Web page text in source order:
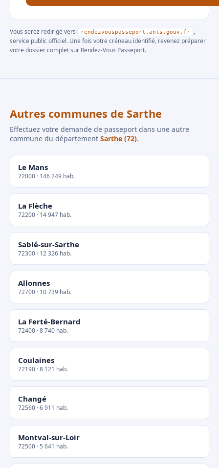
Vous serez redirigé vers rendezvouspasseport.ants.gouv.fr
,
service public officiel. Une fois votre créneau identifié, revenez préparer
votre dossier complet sur Rendez-Vous Passeport.
Autres communes de Sarthe
Effectuez votre demande de passeport dans une autre
commune du département Sarthe (72).
Le Mans
72000 · 146 249 hab.
La Flèche
72200 · 14 947 hab.
Sablé-sur-Sarthe
72300 · 12 326 hab.
Allonnes
72700 · 10 739 hab.
La Ferté-Bernard
72400 · 8 740 hab.
Coulaines
72190 · 8 121 hab.
Changé
72560 · 6 911 hab.
Montval-sur-Loir
72500 · 5 641 hab.